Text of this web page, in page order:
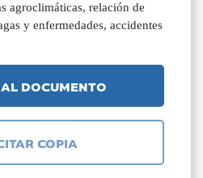
agroclimáticas, relación de
y enfermedades, accidentes
DOCUMENTO
COPIA